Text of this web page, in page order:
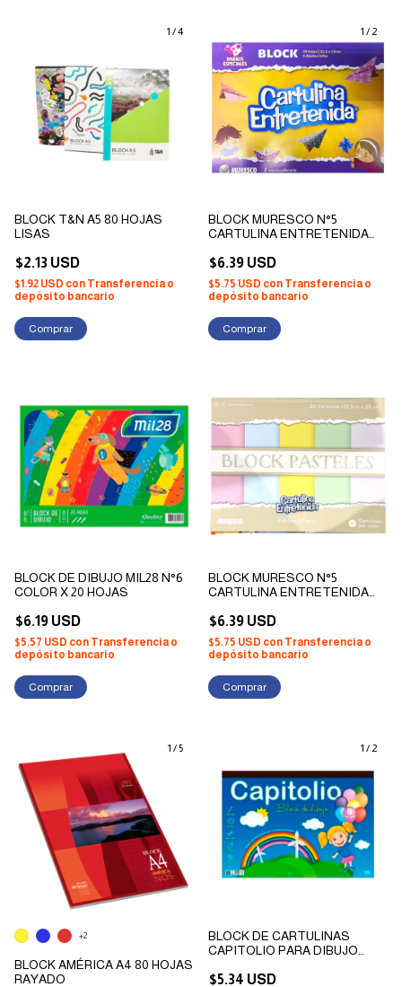
1 /4
BLOCK T&N A5 80 HOJAS
LISAS
$2.13 USD
$1.92 USD con Transferencia o
depósito bancario
Comprar
1 / 2
BLOCK MURESCO N°5
CARTULINA ENTRETENIDA
HOJAS
$6.39 USD
$5.75 USD con Transferencia o
depósito bancario
BLOCK DE DIBUJO MIL28 N°6
COLOR X 20 HOJAS
$6.19 USD
$5.57 USD con Transferencia o
depósito bancario
BLOCK MURESCO N°5
CARTULINA ENTRETENIDA
$6.39 USD
$5.75 USD con Transferencia o
depósito bancario
1 /5
BLOCK AMÉRICA A4 80 HOJAS
RAYADO
+2
1 / 2
BLOCK DE CARTULINAS
CAPITOLIO PARA DIBUJO
$5.34 USD